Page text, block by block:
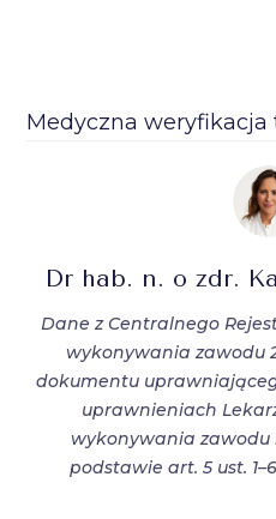
Medyczna weryfikacja
Dr hab. n. o zdr.
Dane z Centralnego
wykonywania zawodu
dokumentu
uprawnieniach
wykonywania zawodu
podstawie art. 5 ust.